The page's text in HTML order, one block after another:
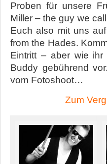
Proben für unsere
Miller – the guy we
Euch also mit uns
from the Hades.
Eintritt – aber wie
Buddy gebührend
vom Fotoshoot…
Zum